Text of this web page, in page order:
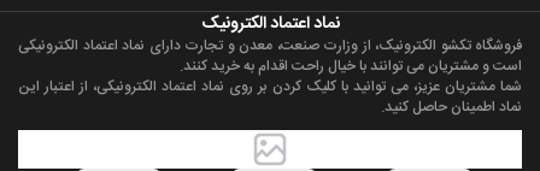
نماد اعتماد الکترونیک
فروشگاه تکشو الکترونیک، از وزارت صنعت، معدن و تجارت دارای نماد اعتماد الکترونیکی
است و مشتریان می توانند با خیال راحت اقدام به خرید کنند.
شما مشتریان عزیز، می توانید با کلیک کردن بر روی نماد اعتماد الکترونیکی، از اعتبار این
نماد اطمینان حاصل کنید.